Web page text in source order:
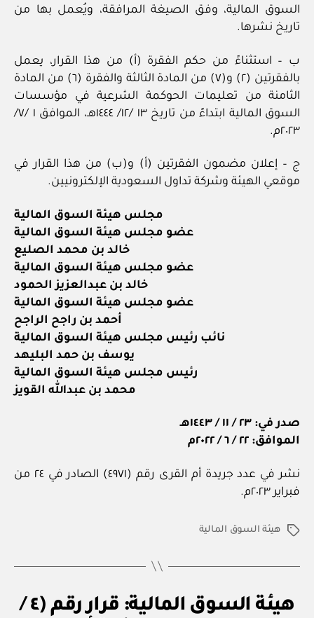
السوق المالية، وفق الصيغة المرافقة، ويُعمل بها من
تاريخ نشرها.
ب – استثناءً من حكم الفقرة (أ) من هذا القرار، يعمل
بالفقرتين (٢) و(٧) من المادة الثالثة والفقرة (٦) من المادة
الثامنة من تعليمات الحوكمة الشرعية في مؤسسات
السوق المالية ابتداءً من تاريخ ١٣ /١٢/ ١٤٤٤هـ، الموافق ١ /٧/
٢٠٢٣م.
ج – إعلان مضمون الفقرتين (أ) و(ب) من هذا القرار في
موقعي الهيئة وشركة تداول السعودية الإلكترونيين.
مجلس هيئة السوق المالية
عضو مجلس هيئة السوق المالية
خالد بن محمد الصليع
عضو مجلس هيئة السوق المالية
خالد بن عبدالعزيز الحمود
عضو مجلس هيئة السوق المالية
أحمد بن راجح الراجح
نائب رئيس مجلس هيئة السوق المالية
يوسف بن حمد البليهد
رئيس مجلس هيئة السوق المالية
محمد بن عبدالله القويز
صدر في: ٢٣ / ١١ / ١٤٤٣هـ
الموافق: ٢٢ / ٦ / ٢٠٢٢م
نشر في عدد جريدة أم القرى رقم (٤٩٧١) الصادر في ٢٤ من
فبراير ٢٠٢٣م.
الوسومهيئة السوق المالية
التصنيفات
هيئة السوق المالية: قرار رقم (٤ /